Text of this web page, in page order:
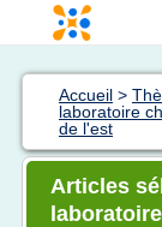
Accueil >
laboratoire
de l'est
Articles